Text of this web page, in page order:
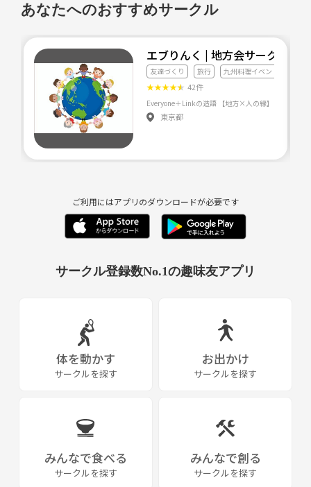
あなたへのおすすめサークル
エブりんく | 地方会サークル
友達づくり 旅行 九州料理イベント
★★★★★ 42件
Everyone＋Linkの造語 【地
東京都
ご利用にはアプリのダウンロードが必要です
サークル登録数No.1の趣味友アプリ
体を動かす
サークルを探す
お出かけ
サークルを探す
みんなで食べる
サークルを探す
みんなで創る
サークルを探す